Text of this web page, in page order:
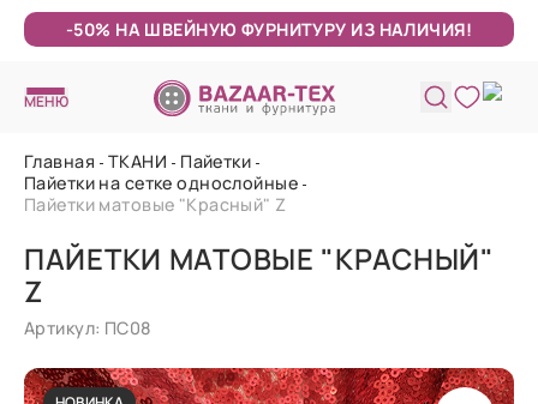
-50% НА ШВЕЙНУЮ ФУРНИТУРУ ИЗ НАЛИЧИЯ!
МЕНЮ
Главная ТКАНИ
Пайетки
Пайетки на сетке однослойные
Пайетки матовые "Красный" Z
ПАЙЕТКИ МАТОВЫЕ "КРАСНЫЙ"
Z
Артикул: ПС08